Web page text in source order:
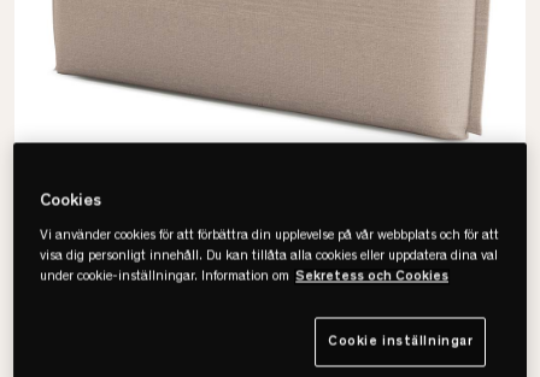
Cookies
Vi använder cookies för att förbättra din upplevelse på vår webbplats och för att
visa dig personligt innehåll. Du kan tillåta alla cookies eller uppdatera dina val
under cookie-inställningar. Information om Sekretess och Cookies
Cookie inställningar